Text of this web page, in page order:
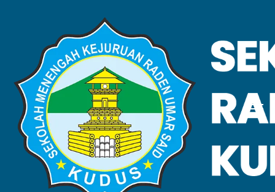
VALIDASI SKL
Validasi SKL